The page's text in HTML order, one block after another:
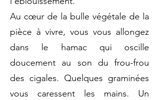
Au cœur de la bulle végétale de la
pièce à vivre, vous vous allongez
dans le hamac qui oscille
doucement au son du frou-frou
des cigales. Quelques graminées
vous caressent les mains. Un